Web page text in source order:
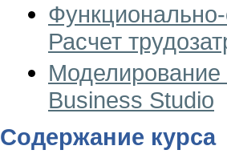
Расчет
Business Studio
Содержание курса